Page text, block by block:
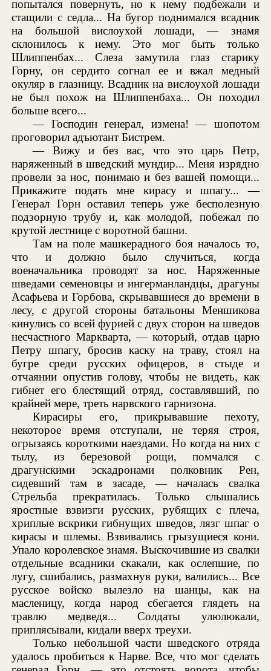
попытался повернуть, но к нему подбежали и
стащили с седла... На бугор поднимался всадник
на большой вислоухой лошади, — знамя
склонилось к нему. Это мог быть только
Шлиппенбах... Слеза замутила глаз старику
Горну, он сердито согнал ее и вжал медный
окуляр в глазницу. Всадник на вислоухой лошади
не был похож на Шлиппенбаха... Он походил
больше всего...
— Господин генерал, измена! — шопотом
проговорил адъютант Бистрем.
— Вижу и без вас, что это царь Петр,
наряженный в шведский мундир... Меня изрядно
провели за нос, понимаю и без вашей помощи...
Прикажите подать мне кирасу и шпагу... —
Генерал Горн оставил теперь уже бесполезную
подзорную трубу и, как молодой, побежал по
крутой лестнице с воротной башни.
Там на поле машкерадного боя началось то,
что и должно было случиться, когда
военачальника проводят за нос. Наряженные
шведами семеновцы и ингерманландцы, драгуны
Асафьева и Горбова, скрывавшиеся до времени в
лесу, с другой стороны батальоны Меншикова
кинулись со всей фурией с двух сторон на шведов
несчастного Маркварта, — который, отдав царю
Петру шпагу, бросив каску на траву, стоял на
бугре среди русских офицеров, в стыде и
отчаянии опустив голову, чтобы не видеть, как
гибнет его блестящий отряд, составлявший, по
крайней мере, треть нарвского гарнизона.
Кирасиры его, прикрывавшие пехоту,
некоторое время отступали, не теряя строя,
огрызаясь короткими наездами. Но когда на них с
тылу, из березовой рощи, помчался с
драгунскими эскадронами полковник Рен,
сидевший там в засаде, — началась свалка
Стрельба прекратилась. Только слышались
яростные взвизги русских, рубящих с плеча,
хриплые вскрики гибнущих шведов, лязг шпаг о
кирасы и шлемы. Взвивались грызущиеся кони.
Упало королевское знамя. Выскочившие из свалки
отдельные всадники скакали, как ослепшие, по
лугу, сшибались, размахнув руки, валились... Все
русское войско вылезло на шанцы, как на
масленицу, когда народ сбегается глядеть на
травлю медведя... Солдаты улюлюкали,
приплясывали, кидали вверх треухи.
Только небольшой части шведского отряда
удалось пробиться к Нарве. Все, что мог сделать